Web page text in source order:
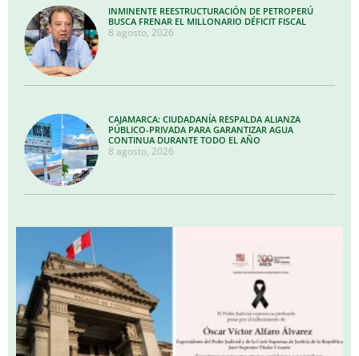
INMINENTE REESTRUCTURACIÓN DE PETROPERÚ
BUSCA FRENAR EL MILLONARIO DÉFICIT FISCAL
8 agosto, 2026
CAJAMARCA: CIUDADANÍA RESPALDA ALIANZA
PÚBLICO-PRIVADA PARA GARANTIZAR AGUA
CONTINUA DURANTE TODO EL AÑO
8 agosto, 2026